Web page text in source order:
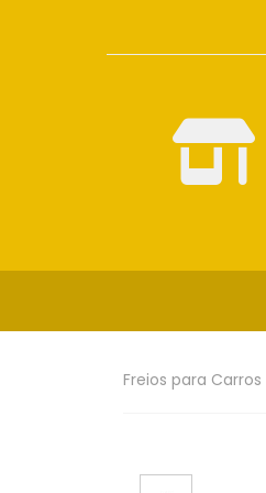
Freios para Carros